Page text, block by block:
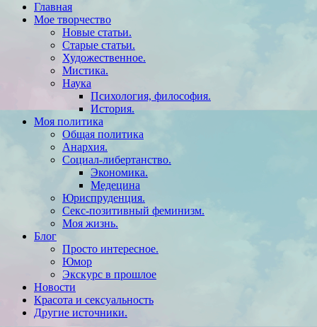
Главная
Мое творчество
Новые статьи.
Старые статьи.
Художественное.
Мистика.
Наука
Психология, философия.
История.
Моя политика
Общая политика
Анархия.
Социал-либертанство.
Экономика.
Медецина
Юриспруденция.
Секс-позитивный феминизм.
Моя жизнь.
Блог
Просто интересное.
Юмор
Экскурс в прошлое
Новости
Красота и сексуальность
Другие источники.